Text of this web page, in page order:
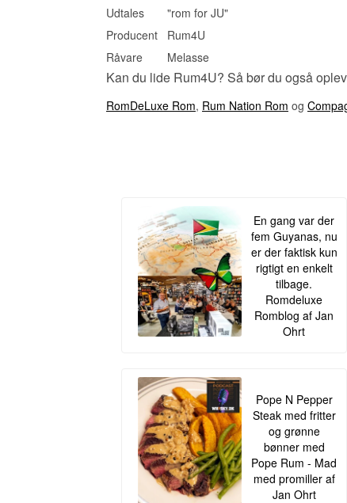
Udtales
"rom for JU"
Producent
Rum4U
Råvare
Melasse
Kan du lide Rum4U? Så bør du også
RomDeLuxe Rom, Rum Nation Rom og
En gang var der
fem Guyanas, nu
er der faktisk kun
rigtigt en enkelt
tilbage.
Romdeluxe
Romblog af Jan
Ohrt
Pope N Pepper
Steak med fritter
og grønne
bønner med
Pope Rum - Mad
med promiller af
Jan Ohrt